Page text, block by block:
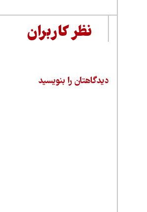
نظر کاربران
دیدگاهتان را بنویسید